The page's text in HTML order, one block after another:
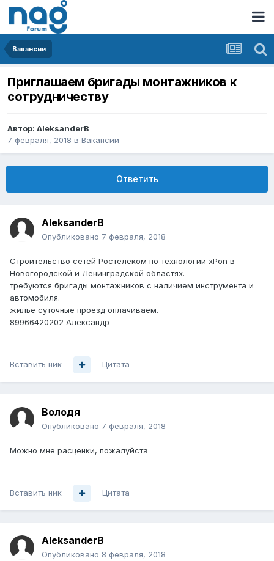
Вакансии
Приглашаем бригады монтажников к
сотрудничеству
Автор: AleksanderB
7 февраля, 2018 в Вакансии
Ответить
AleksanderB
Опубликовано 7 февраля, 2018
Строительство сетей Ростелеком по технологии xPon в
Новогородской и Ленинградской областях.
требуются бригады монтажников с наличием инструмента и
автомобиля.
жилье суточные проезд оплачиваем.
89966420202 Александр
Вставить ник Цитата
Володя
Опубликовано 7 февраля, 2018
Можно мне расценки, пожалуйста
Вставить ник Цитата
AleksanderB
Опубликовано 8 февраля, 2018